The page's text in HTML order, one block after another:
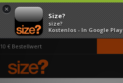
×
Size?
size?
Kostenlos - In Google Play
€ Bestellwert
Home Adidas Originals Oregon